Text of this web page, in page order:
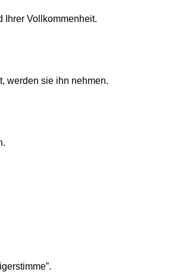
Ihrer Vollkommenheit.
werden sie ihn nehmen.